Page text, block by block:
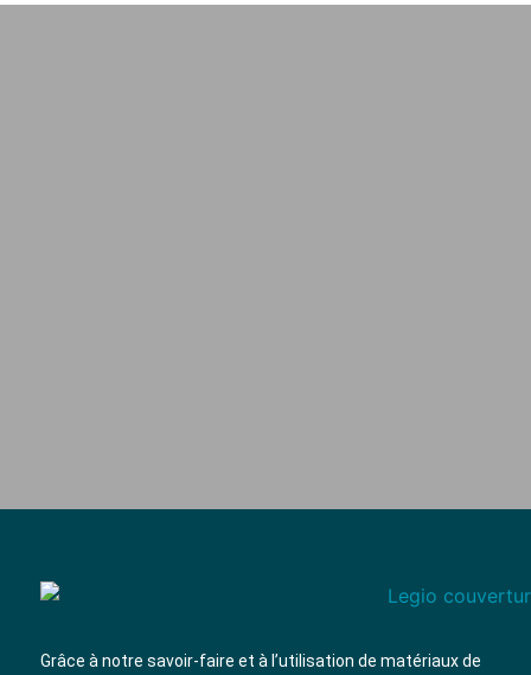
Grâce à notre savoir-faire et à l’utilisation de matériaux de